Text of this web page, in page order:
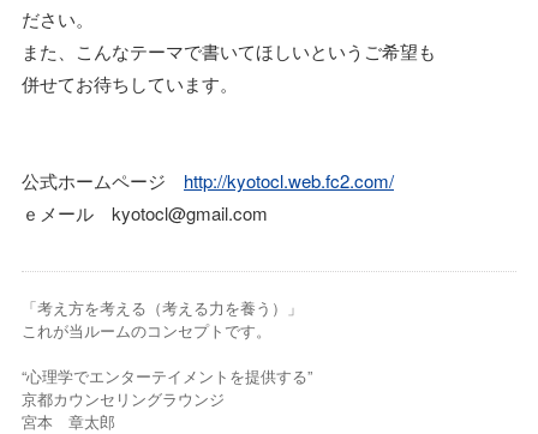
ださい。
また、こんなテーマで書いてほしいというご希望も
併せてお待ちしています。
公式ホームページ http://kyotocl.web.fc2.com/
ｅメール kyotocl@gmail.com
「考え方を考える（考える力を養う）」
これが当ルームのコンセプトです。
“心理学でエンターテイメントを提供する”
京都カウンセリングラウンジ
宮本 章太郎